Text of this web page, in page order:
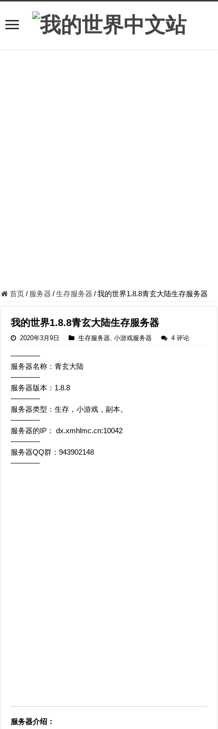
首页/ 服务器 /生存服务器 /我的世界1.8.8青玄大陆生存服务器
我的世界1.8.8青玄大陆生存服务器
2020年3月9日 生存服务器,小游戏服务器 4 评论
————
服务器名称：青玄大陆
————
服务器版本：1.8.8
————
服务器类型：生存，小游戏，副本。
————
服务器的IP： dx.xmhlmc.cn:10042
————
服务器QQ群：943902148
————
服务器介绍：